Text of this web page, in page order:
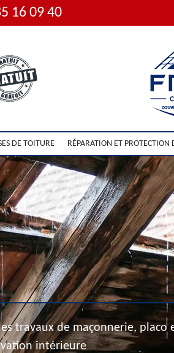
16 09 40
DE TOITURE RÉPARATION ET PROTECTION
travaux de maçonnerie, placo
intérieure